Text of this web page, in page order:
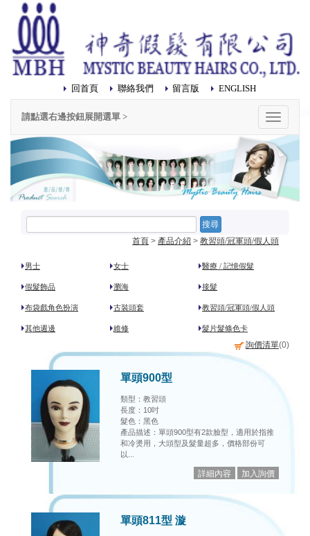
回首頁 聯絡我們 留言版 ENGLISH
選
單
請點選右邊按鈕展開選單 >
搜尋
首頁 > 產品介紹 > 教習頭/冠軍頭/假人頭
男士 女士 醫療 / 記憶假髮
假髮飾品 瀏海 接髮
布袋戲角色扮演 古裝頭套 教習頭/冠軍頭/假人頭
其他週邊 維修 髮片髮條色卡
詢價清單(0)
單頭900型
類型：教習頭
長度：10吋
髮色：黑色
產品描述：單頭900型有2款臉型，適用於指推
和冷燙用，大頭型及髮量超多，價格部份可
以...
單頭811型 漩